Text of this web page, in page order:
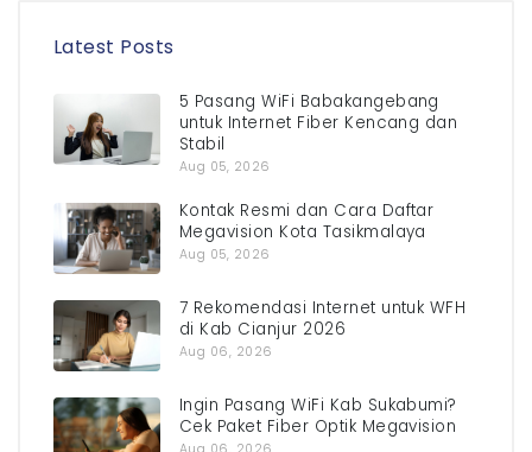
Latest Posts
5 Pasang WiFi Babakangebang
untuk Internet Fiber Kencang dan
Stabil
Aug 05, 2026
Kontak Resmi dan Cara Daftar
Megavision Kota Tasikmalaya
Aug 05, 2026
7 Rekomendasi Internet untuk WFH
di Kab Cianjur 2026
Aug 06, 2026
Ingin Pasang WiFi Kab Sukabumi?
Cek Paket Fiber Optik Megavision